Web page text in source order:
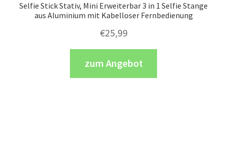
Selfie Stick Stativ, Mini Erweiterbar 3 in 1 Selfie Stange
aus Aluminium mit Kabelloser Fernbedienung
€25,99
zum Angebot